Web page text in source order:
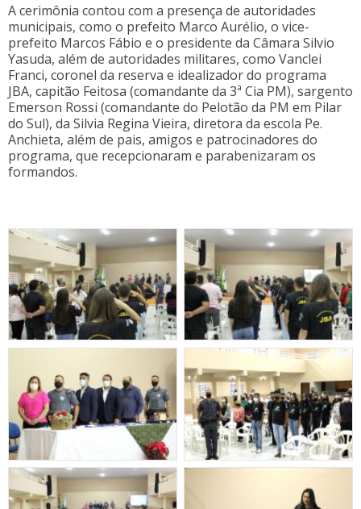
A cerimônia contou com a presença de autoridades
municipais, como o prefeito Marco Aurélio, o vice-
prefeito Marcos Fábio e o presidente da Câmara Silvio
Yasuda, além de autoridades militares, como Vanclei
Franci, coronel da reserva e idealizador do programa
JBA, capitão Feitosa (comandante da 3ª Cia PM), sargento
Emerson Rossi (comandante do Pelotão da PM em Pilar
do Sul), da Silvia Regina Vieira, diretora da escola Pe.
Anchieta, além de pais, amigos e patrocinadores do
programa, que recepcionaram e parabenizaram os
formandos.